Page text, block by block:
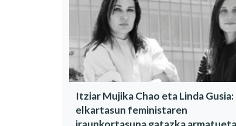
Itziar Mujika Chao eta Linda Gusia:
elkartasun feministaren